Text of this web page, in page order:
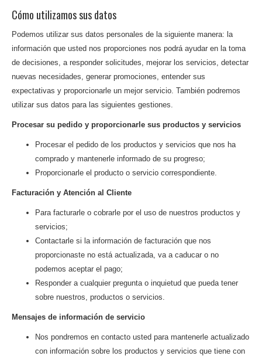
Cómo utilizamos sus datos
Podemos utilizar sus datos personales de la siguiente manera: la
información que usted nos proporciones nos podrá ayudar en la toma
de decisiones, a responder solicitudes, mejorar los servicios, detectar
nuevas necesidades, generar promociones, entender sus
expectativas y proporcionarle un mejor servicio. También podremos
utilizar sus datos para las siguientes gestiones.
Procesar su pedido y proporcionarle sus productos y servicios
Procesar el pedido de los productos y servicios que nos ha
comprado y mantenerle informado de su progreso;
Proporcionarle el producto o servicio correspondiente.
Facturación y Atención al Cliente
Para facturarle o cobrarle por el uso de nuestros productos y
servicios;
Contactarle si la información de facturación que nos
proporcionaste no está actualizada, va a caducar o no
podemos aceptar el pago;
Responder a cualquier pregunta o inquietud que pueda tener
sobre nuestros, productos o servicios.
Mensajes de información de servicio
Nos pondremos en contacto usted para mantenerle actualizado
con información sobre los productos y servicios que tiene con